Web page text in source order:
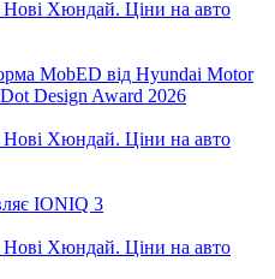
MobED від Hyundai Motor
Design Award 2026
IONIQ 3